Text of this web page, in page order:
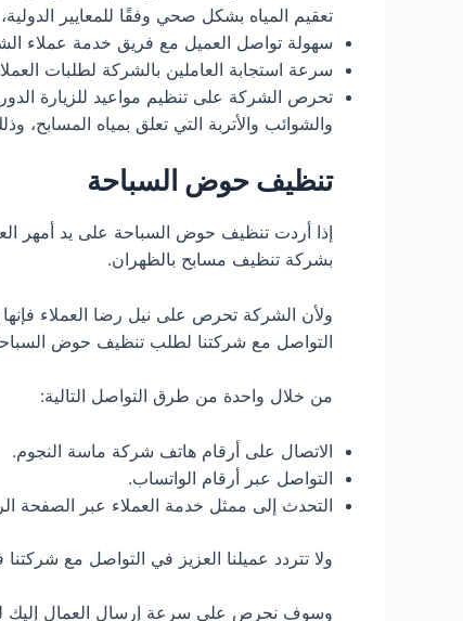
تعقيم المياه بشكل صحي وفقًا للمعايير
سهولة تواصل العميل مع فريق خدمة عملاء
سرعة استجابة العاملين بالشركة لطلبات
تحرص الشركة على تنظيم مواعيد للزيارة
والشوائب والأتربة التي تعلق بمياه
تنظيف حوض السباحة
إذا أردت تنظيف حوض السباحة على يد أمهر
بشركة تنظيف مسابح بالظهران.
ولأن الشركة تحرص على نيل رضا العملاء
التواصل مع شركتنا لطلب تنظيف حوض
من خلال واحدة من طرق التواصل التالية:
الاتصال على أرقام هاتف شركة ماسة النجوم.
التواصل عبر أرقام الواتساب.
التحدث إلى ممثل خدمة العملاء عبر الصفحة
ولا تتردد عميلنا العزيز في التواصل مع شركتنا في أي وقت على
وسوف نحرص على سرعة إرسال العمال إليك